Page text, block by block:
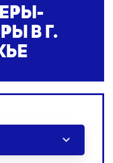
в г.